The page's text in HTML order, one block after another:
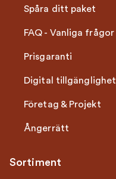
Spåra ditt paket
FAQ - Vanliga frågor
Prisgaranti
Digital tillgänglighet
Företag & Projekt
Ångerrätt
Sortiment